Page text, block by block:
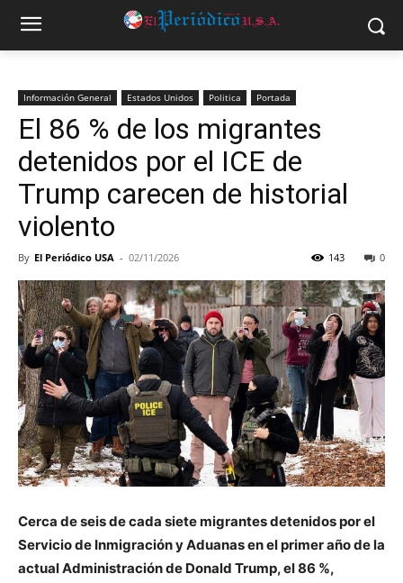
Información General Estados Unidos Politica Portada
El 86 % de los migrantes
detenidos por el ICE de
Trump carecen de historial
violento
By El Periódico USA - 02/11/2026 0
143
Cerca de seis de cada siete migrantes detenidos por el
Servicio de Inmigración y Aduanas en el primer año de la
actual Administración de Donald Trump, el 86 %,